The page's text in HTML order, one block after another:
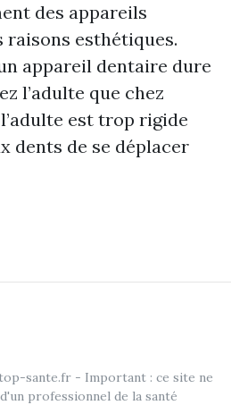
des appareils
raisons esthétiques.
appareil dentaire dure
l’adulte que chez
l’adulte est trop rigide
dents de se déplacer
sante.fr - Important : ce site ne
professionnel de la santé